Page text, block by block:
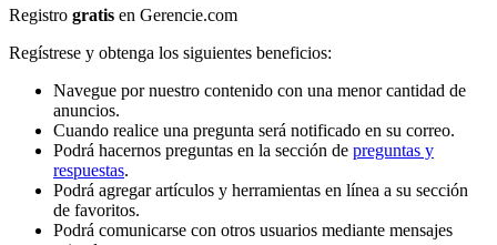
Registro gratis en Gerencie.com
Regístrese y obtenga los siguientes beneficios:
Navegue por nuestro contenido con una menor cantidad de
anuncios.
Cuando realice una pregunta será notificado en su correo.
Podrá hacernos preguntas en la sección de preguntas y
respuestas.
Podrá agregar artículos y herramientas en línea a su sección
de favoritos.
Podrá comunicarse con otros usuarios mediante mensajes